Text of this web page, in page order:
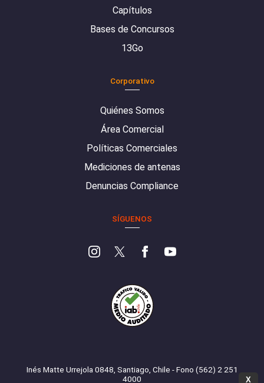
Capítulos
Bases de Concursos
13Go
Corporativo
Quiénes Somos
Área Comercial
Políticas Comerciales
Mediciones de antenas
Denuncias Compliance
SÍGUENOS
Inés Matte Urrejola 0848, Santiago, Chile - Fono (562) 2 251
4000
X